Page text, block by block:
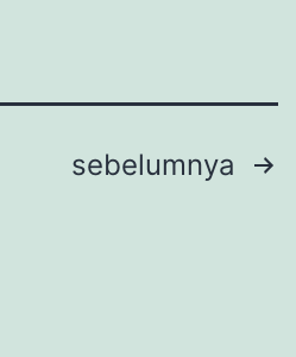
sebelumnya